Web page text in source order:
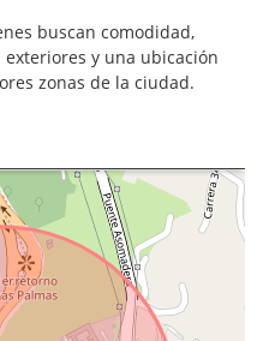
buscan comodidad,
y una ubicación
zonas de la ciudad.